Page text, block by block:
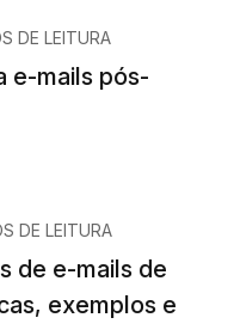
DE LEITURA
e-mails pós-
DE LEITURA
de e-mails de
exemplos e